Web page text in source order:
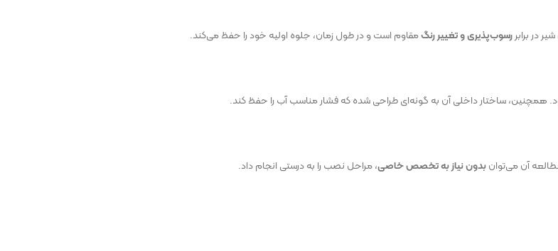
در برابررسوب‌پذیری و تغییر رنگمقاوم است و در طول زمان، جلوه اولیه خود را حفظ می‌کند.
ساختار داخلی آن به گونه‌ای طراحی شده که فشار مناسب آب را حفظ کند.
مطالعه آن می‌توانبدون نیاز به تخصص خاصی، مراحل نصب را به درستی انجام داد.